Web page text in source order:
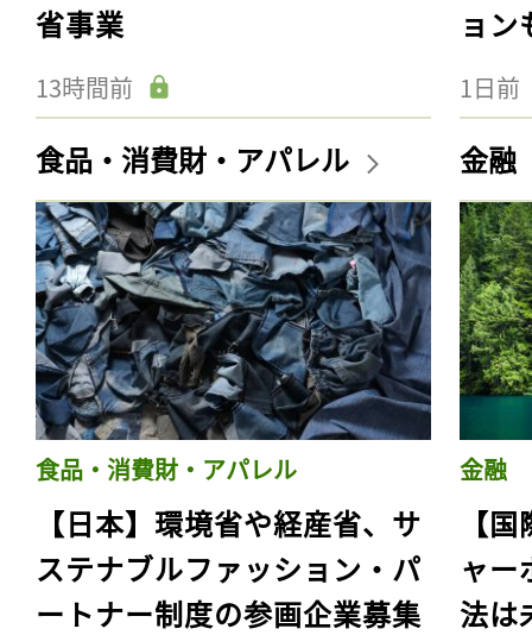
省事業
13時間前
ョン
1日前
食品・消費財・アパレル
食品・消費財・アパレル
【日本】環境省や経産省、サ
ステナブルファッション・パ
ートナー制度の参画企業募集
金融
金融
【
ャー
法は